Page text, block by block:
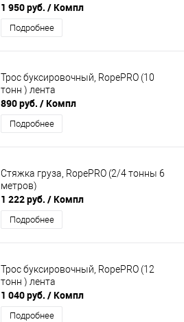
1 950 руб. / Компл
Подробнее
Трос буксировочный, RopePRO (10
тонн ) лента
890 руб. / Компл
Подробнее
Стяжка груза, RopePRO (2/4 тонны 6
метров)
1 222 руб. / Компл
Подробнее
Трос буксировочный, RopePRO (12
тонн ) лента
1 040 руб. / Компл
Подробнее